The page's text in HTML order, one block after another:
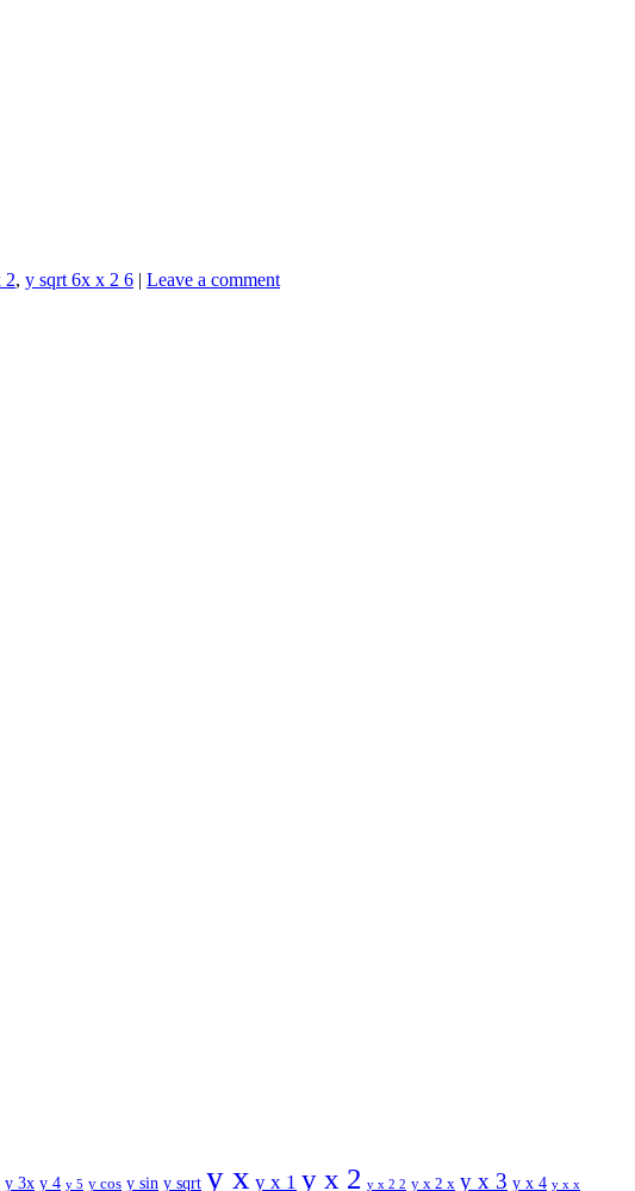
2, y sqrt 6x x 2 6 | Leave a comment
y 3x y 4 y 5 y cos y sin y sqrt y x y x 1 y x 2 y x 2 2 y x 2 x y x 3 y x 4 y x x